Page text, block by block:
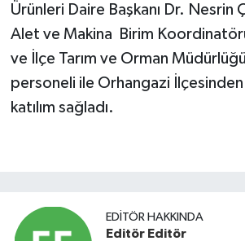
Ürünleri Daire Başkanı Dr. Nesrin
Alet ve Makina Birim Koordinatörü
ve İlçe Tarım ve Orman
personeli ile Orhangazi
katılım sağladı.
EDITÖR HAKKINDA
Editör Editör